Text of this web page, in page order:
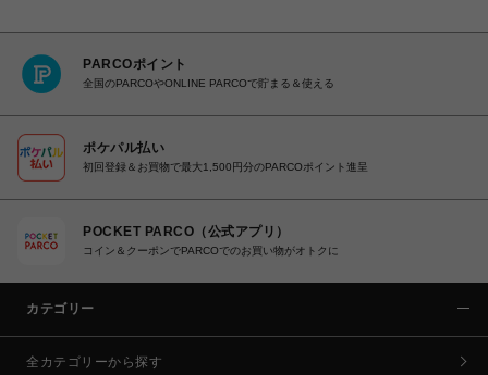
PARCOポイント
全国のPARCOやONLINE PARCOで貯まる＆使える
ポケパル払い
初回登録＆お買物で最大1,500円分のPARCOポイント進呈
POCKET PARCO（公式アプリ）
コイン＆クーポンでPARCOでのお買い物がオトクに
カテゴリー
全カテゴリーから探す